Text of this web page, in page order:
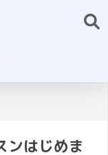
ンはじめま